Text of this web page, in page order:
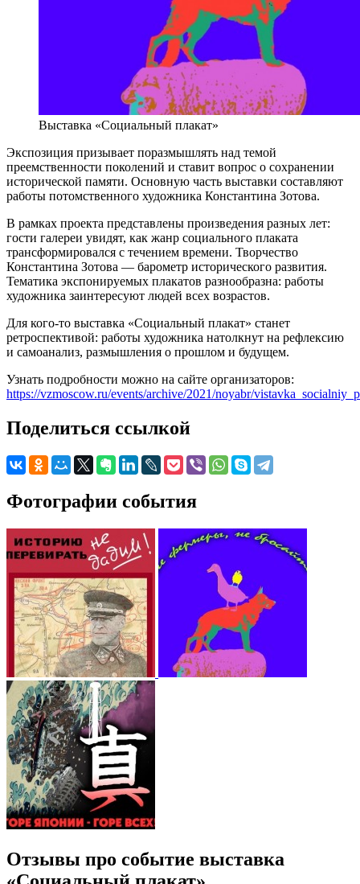
Выставка «Социальный плакат»
Экспозиция призывает поразмышлять над темой
преемственности поколений и ставит вопрос о сохранении
исторической памяти. Основную часть выставки составляют
работы потомственного художника Константина Зотова.
В рамках проекта представлены произведения разных лет:
гости галереи увидят, как жанр социального плаката
трансформировался с течением времени. Творчество
Константина Зотова — барометр исторического развития.
Тематика экспонируемых плакатов разнообразна: работы
художника заинтересуют людей всех возрастов.
Для кого-то выставка «Социальный плакат» станет
ретроспективой: работы художника натолкнут на рефлексию
и самоанализ, размышления о прошлом и будущем.
Узнать подробности можно на сайте организаторов:
https://vzmoscow.ru/events/archive/2021/noyabr/
Поделиться ссылкой
Фотографии события
Отзывы про событие выставка